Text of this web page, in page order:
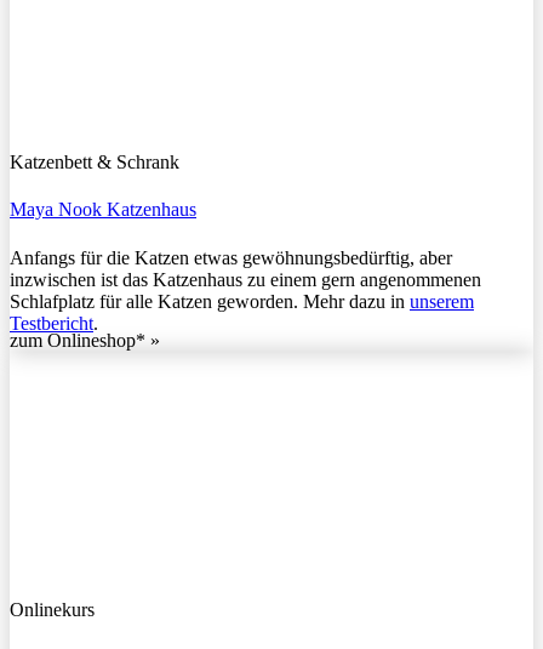
Katzenbett & Schrank
Maya Nook Katzenhaus
Anfangs für die Katzen etwas gewöhnungsbedürftig, aber
inzwischen ist das Katzenhaus zu einem gern angenommenen
Schlafplatz für alle Katzen geworden. Mehr dazu in unserem
Testbericht.
zum Onlineshop* »
Onlinekurs